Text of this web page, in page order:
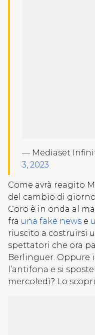
— Mediaset
3, 2023
Come avrà reagito
del cambio di
Coro è in onda al
fra una fake news e
riuscito a costruirsi
spettatori che ora
Berlinguer. Oppure
l’antifona e si
mercoledì? Lo